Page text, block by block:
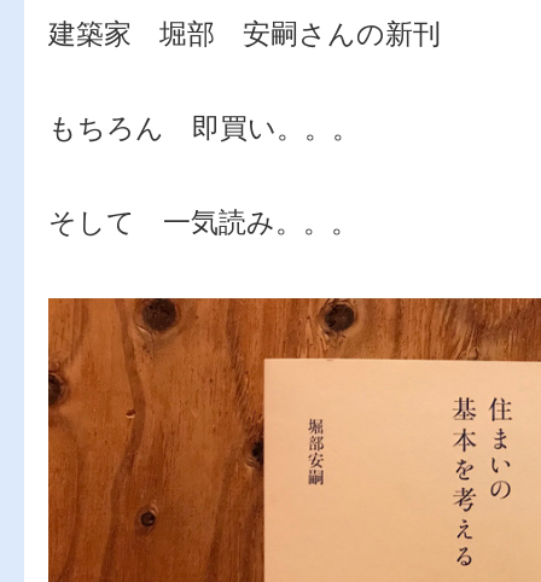
建築家 堀部 安嗣さんの新刊
もちろん 即買い。。。
そして 一気読み。。。